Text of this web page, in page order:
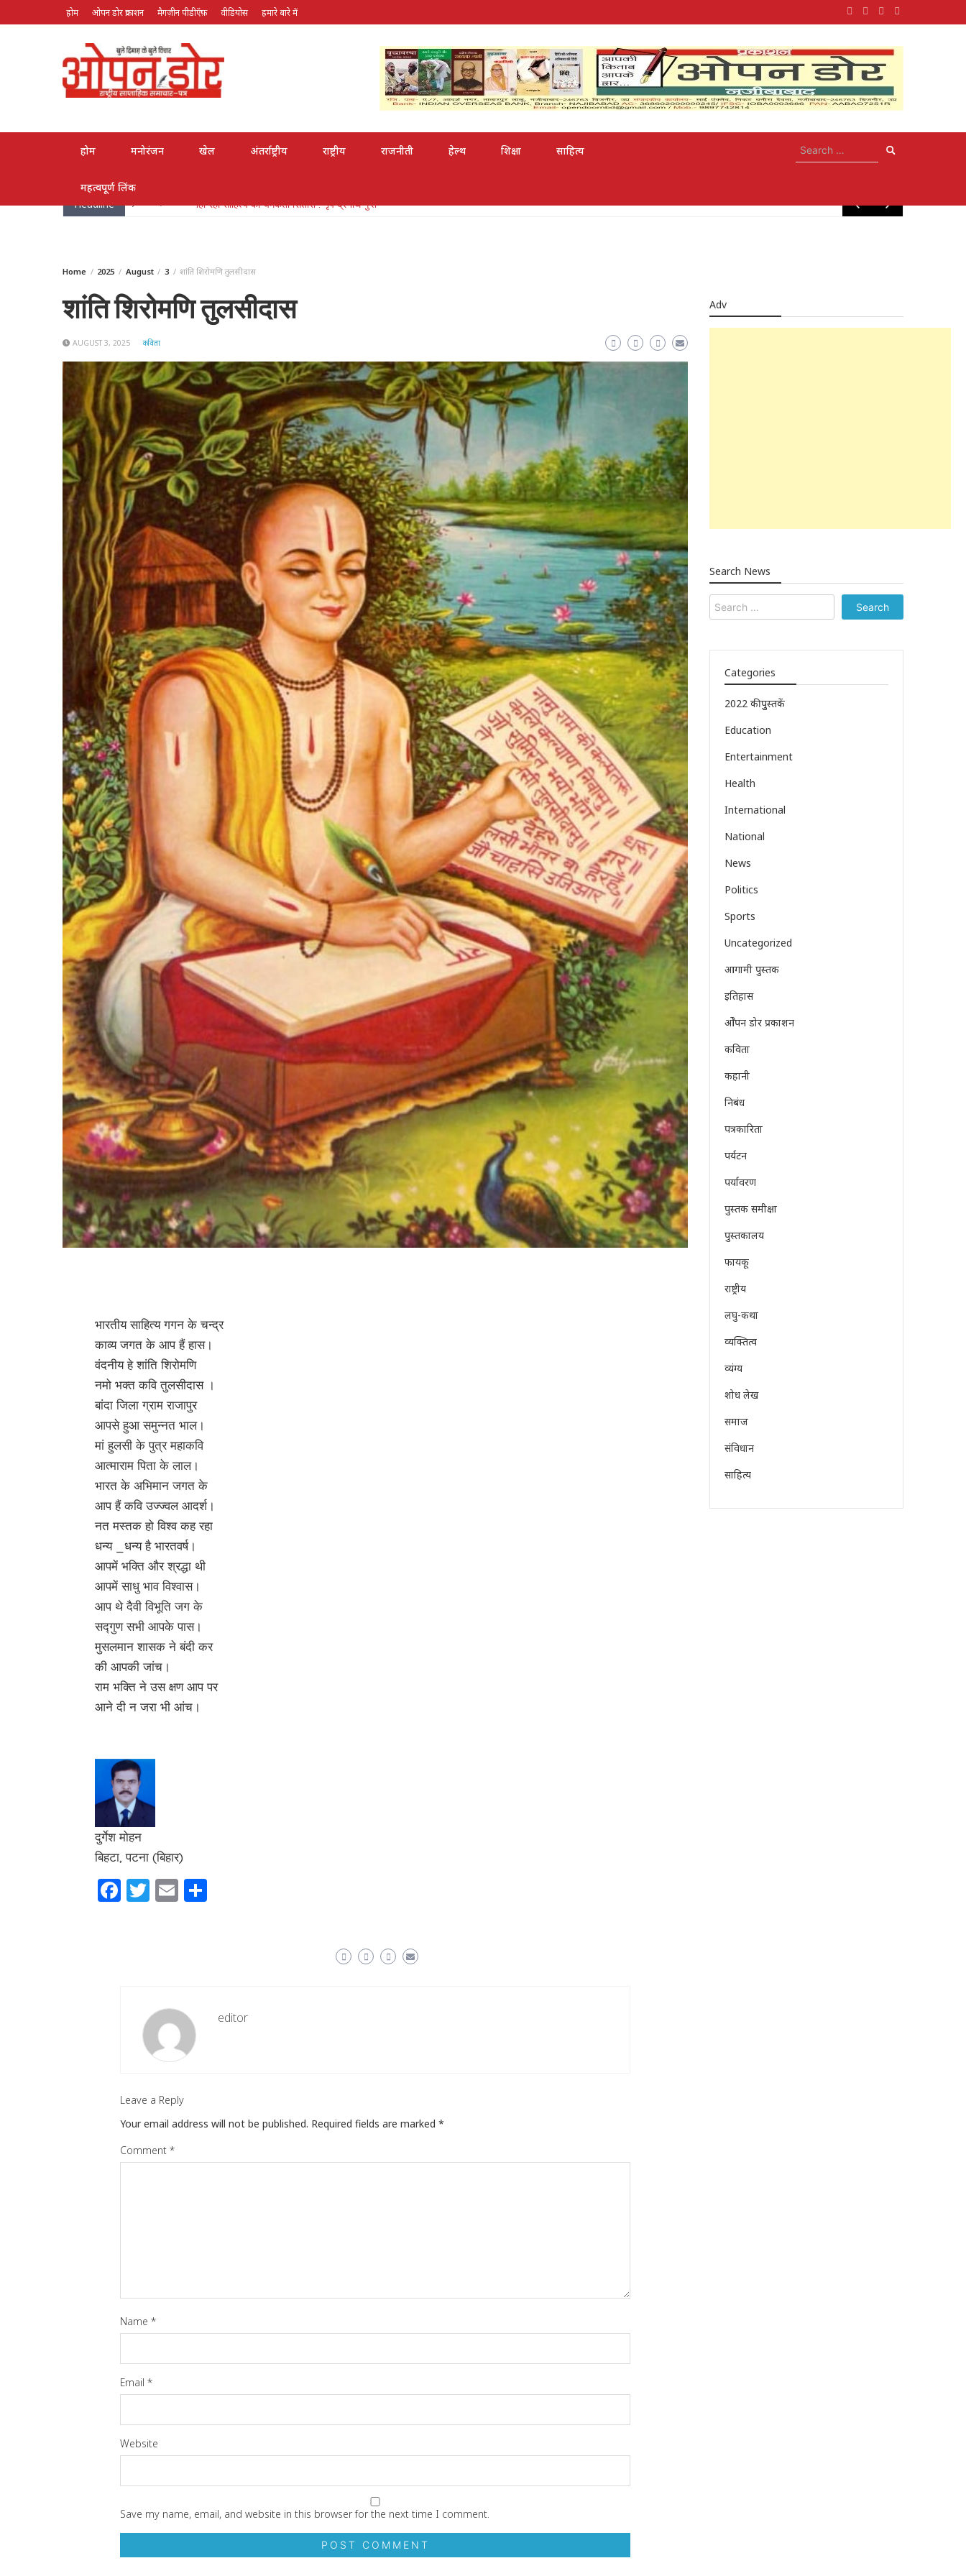
होम ओपन डोर प्रकाशन मैगज़ीन पीडीऍफ़ वीडियोस हमारे बारे में
होम मनोरंजन खेल अंतर्राष्ट्रीय राष्ट्रीय राजनीती हेल्थ शिक्षा साहित्य
महत्वपूर्ण लिंक
Headline
लोक गायक भरत सिंह भारती हुए पद्मश्री से सम्मानित
Home 2025 August 3 शांति शिरोमणि तुलसीदास
शांति शिरोमणि तुलसीदास
AUGUST 3, 2025 कविता
भारतीय साहित्य गगन के चन्द्र
काव्य जगत के आप हैं हास।
वंदनीय हे शांति शिरोमणि
नमो भक्त कवि तुलसीदास ।
बांदा जिला ग्राम राजापुर
आपसे हुआ समुन्नत भाल।
मां हुलसी के पुत्र महाकवि
आत्माराम पिता के लाल।
भारत के अभिमान जगत के
आप हैं कवि उज्ज्वल आदर्श।
नत मस्तक हो विश्व कह रहा
धन्य _धन्य है भारतवर्ष।
आपमें भक्ति और श्रद्धा थी
आपमें साधु भाव विश्वास।
आप थे दैवी विभूति जग के
सद्गुण सभी आपके पास।
मुसलमान शासक ने बंदी कर
की आपकी जांच।
राम भक्ति ने उस क्षण आप पर
आने दी न जरा भी आंच।
दुर्गेश मोहन
बिहटा, पटना (बिहार)
Facebook
Twitter
Email
editor
Leave a Reply
Your email address will not be published. Required fields are marked *
Comment *
Name *
Email *
Website
Save my name, email, and website in this browser for the next time I comment.
Adv
Search News
Categories
2022 की पुुस्तकें
Education
Entertainment
Health
International
National
News
Politics
Sports
Uncategorized
आगामी पुस्तक
इतिहास
ओेपन डोर प्रकाशन
कविता
कहानी
निबंध
पत्रकारिता
पर्यटन
पर्यावरण
पुस्तक समीक्षा
पुस्तकालय
फायकू
राष्ट्रीय
लघु-कथा
व्यक्तित्व
व्यंग्य
शोध लेख
समाज
संविधान
साहित्य